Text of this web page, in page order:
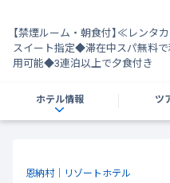
【禁煙ルーム・朝食付】≪レン
スイート指定◆滞在中スパ無料
用可能◆3連泊以上で夕食付き
ホテル情報 ツ
恩納村｜リゾートホテル